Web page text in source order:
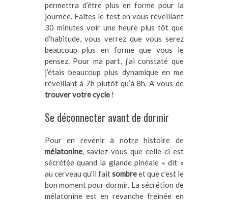
permettra d’être plus en forme pour la
journée. Faîtes le test en vous réveillant
30 minutes voir une heure plus tôt que
d’habitude, vous verrez que vous serez
beaucoup plus en forme que vous le
pensez. Pour ma part, j’ai constaté que
j’étais beaucoup plus dynamique en me
réveillant à 7h plutôt qu’à 8h. A vous de
trouver votre cycle!
Se déconnecter avant de dormir
Pour en revenir à notre histoire de
mélatonine, saviez-vous que celle-ci est
sécrétée quand la glande pinéale « dit »
au cerveau qu’il faitsombreet que c’est le
bon moment pour dormir. La sécrétion de
mélatonine est en revanche freinée en